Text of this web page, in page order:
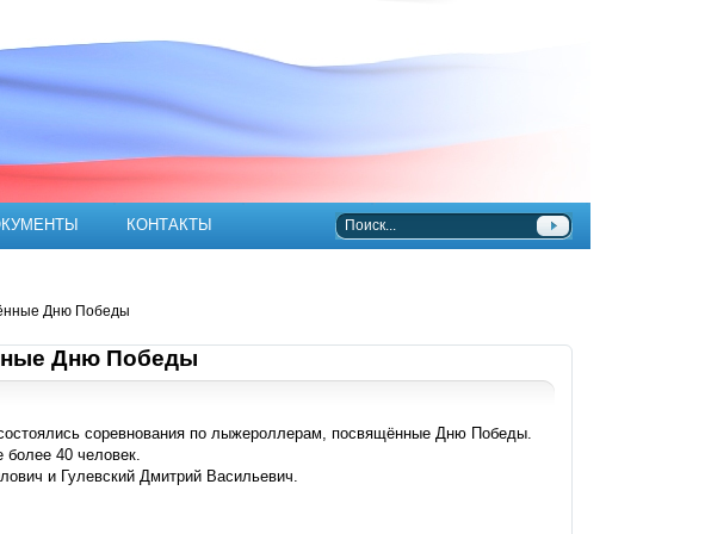
КОНТАКТЫ
Дню Победы
Дню Победы
соревнования по лыжероллерам, посвящённые Дню Победы.
более 40 человек.
и Гулевский Дмитрий Васильевич.